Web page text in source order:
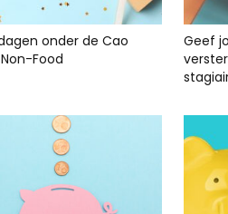
onder de Cao
Food
Geef